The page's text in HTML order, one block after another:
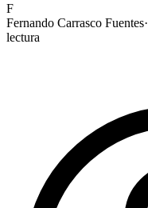
F
Fernando Carrasco Fuentes·
lectura